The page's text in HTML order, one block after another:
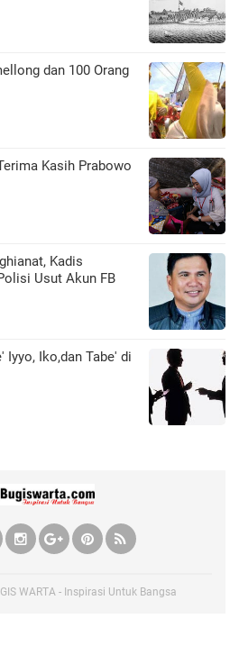
dan 100 Orang
Kasih Prabowo
Kadis
Usut Akun FB
Iyyo, Iko,dan Tabe' di
WARTA - Inspirasi Untuk Bangsa